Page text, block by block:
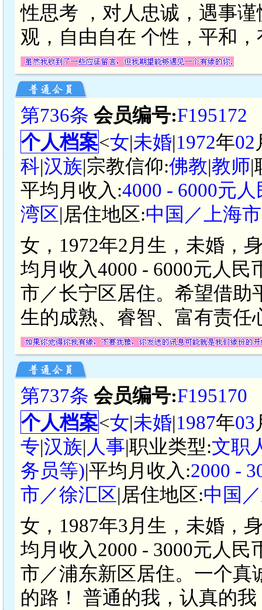
性思考 ，对人忠诚，遇事
观，自由自在 个性，平和
第736条 会员编号:F195172
个人档案<女|未婚|1972年02
科|汉族|宗教信仰:佛教|教师|
平均月收入:4000 - 6000元
湾区|居住地区:中国／上海
女，1972年2月生，未婚，
均月收入4000 - 6000元人
市／长宁区居住。希望借助
生的成熟、睿智、富有责任
第737条 会员编号:F195170
个人档案<女|未婚|1987年03
专|汉族| 人事|职业类型:文职
务员等)|平均月收入:2000 -
市／徐汇区|居住地区:中国
女，1987年3月生，未婚，
均月收入2000 - 3000元人
市／浦东新区居住。一个真
的路！ 普通的我，认真的